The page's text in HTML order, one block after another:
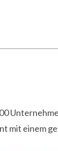
mit einem